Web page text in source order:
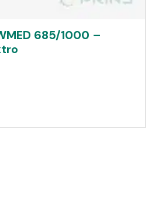
685/1000 –